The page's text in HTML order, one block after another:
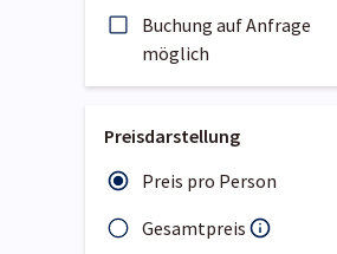
Buchung auf Anfrage
möglich
Preisdarstellung
Preis pro Person
Gesamtpreis